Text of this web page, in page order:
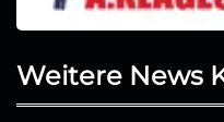
Weitere News